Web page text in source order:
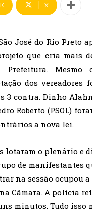
X
José do Rio Preto
que cria mais
Prefeitura. Mesmo
dos vereadores
3 contra. Dinho
Roberto (PSOL)
a nova lei.
o plenário e
de manifestantes
na sessão ocupou
Câmara. A polícia
minutos. Tudo isso